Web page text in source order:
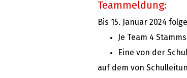
Teammeldung:
Bis 15. Januar 2024
Je Team 4
Eine von der
auf dem von